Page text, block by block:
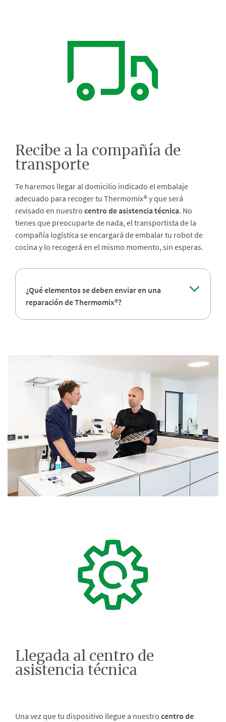
Recibe a la compañía de
transporte
Te haremos llegar al domicilio indicado el embalaje
adecuado para recoger tu Thermomix® y que será
revisado en nuestro centro de asistencia técnica. No
tienes que preocuparte de nada, el transportista de la
compañía logística se encargará de embalar tu robot de
cocina y lo recogerá en el mismo momento, sin esperas.
¿Qué elementos se deben enviar en una
reparación de Thermomix®?
Llegada al centro de
asistencia técnica
Una vez que tu dispositivo llegue a nuestro centro de